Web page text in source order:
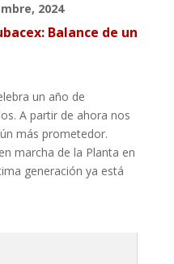
2024
Balance de un
un año de
A partir de ahora nos
más prometedor.
marcha de la Planta en
generación ya está